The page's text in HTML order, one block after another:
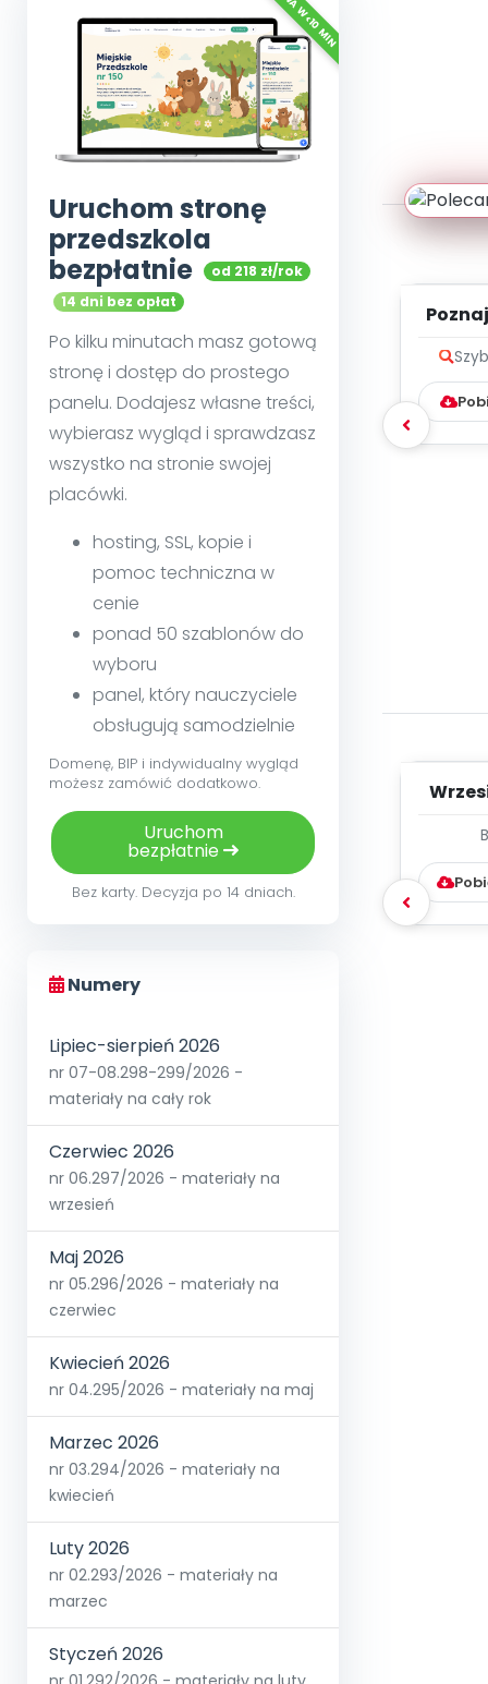
Uruchom stronę
przedszkola
bezpłatnie
od 218 zł/rok
14 dni bez opłat
Po kilku minutach masz gotową
stronę i dostęp do prostego
panelu. Dodajesz własne treści,
wybierasz wygląd i sprawdzasz
wszystko na stronie swojej
placówki.
hosting, SSL, kopie i
pomoc techniczna w
cenie
ponad 50 szablonów do
wyboru
panel, który nauczyciele
obsługują samodzielnie
Domenę, BIP i indywidualny wygląd
możesz zamówić dodatkowo.
Uruchom
bezpłatnie
Bez karty. Decyzja po 14 dniach.
Numery
Lipiec-sierpień 2026
nr 07-08.298-299/2026 -
materiały na cały rok
Czerwiec 2026
nr 06.297/2026 - materiały na
wrzesień
Maj 2026
nr 05.296/2026 - materiały na
czerwiec
Kwiecień 2026
nr 04.295/2026 - materiały na maj
Marzec 2026
nr 03.294/2026 - materiały na
kwiecień
Luty 2026
nr 02.293/2026 - materiały na
marzec
Styczeń 2026